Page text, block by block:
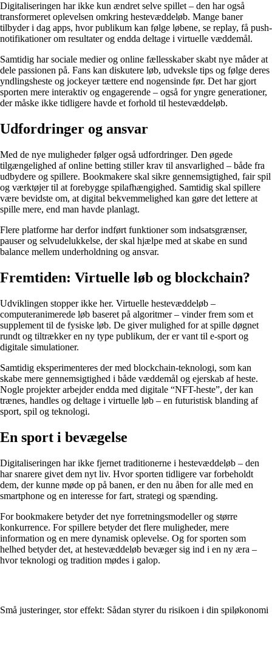
Digitaliseringen har ikke kun ændret selve spillet – den har også
transformeret oplevelsen omkring hestevæddeløb. Mange baner
tilbyder i dag apps, hvor publikum kan følge løbene, se replay, få push-
notifikationer om resultater og endda deltage i virtuelle væddemål.
Samtidig har sociale medier og online fællesskaber skabt nye måder at
dele passionen på. Fans kan diskutere løb, udveksle tips og følge deres
yndlingsheste og jockeyer tættere end nogensinde før. Det har gjort
sporten mere interaktiv og engagerende – også for yngre generationer,
der måske ikke tidligere havde et forhold til hestevæddeløb.
Udfordringer og ansvar
Med de nye muligheder følger også udfordringer. Den øgede
tilgængelighed af online betting stiller krav til ansvarlighed – både fra
udbydere og spillere. Bookmakere skal sikre gennemsigtighed, fair spil
og værktøjer til at forebygge spilafhængighed. Samtidig skal spillere
være bevidste om, at digital bekvemmelighed kan gøre det lettere at
spille mere, end man havde planlagt.
Flere platforme har derfor indført funktioner som indsatsgrænser,
pauser og selvudelukkelse, der skal hjælpe med at skabe en sund
balance mellem underholdning og ansvar.
Fremtiden: Virtuelle løb og blockchain?
Udviklingen stopper ikke her. Virtuelle hestevæddeløb –
computeranimerede løb baseret på algoritmer – vinder frem som et
supplement til de fysiske løb. De giver mulighed for at spille døgnet
rundt og tiltrækker en ny type publikum, der er vant til e-sport og
digitale simulationer.
Samtidig eksperimenteres der med blockchain-teknologi, som kan
skabe mere gennemsigtighed i både væddemål og ejerskab af heste.
Nogle projekter arbejder endda med digitale “NFT-heste”, der kan
trænes, handles og deltage i virtuelle løb – en futuristisk blanding af
sport, spil og teknologi.
En sport i bevægelse
Digitaliseringen har ikke fjernet traditionerne i hestevæddeløb – den
har snarere givet dem nyt liv. Hvor sporten tidligere var forbeholdt
dem, der kunne møde op på banen, er den nu åben for alle med en
smartphone og en interesse for fart, strategi og spænding.
For bookmakere betyder det nye forretningsmodeller og større
konkurrence. For spillere betyder det flere muligheder, mere
information og en mere dynamisk oplevelse. Og for sporten som
helhed betyder det, at hestevæddeløb bevæger sig ind i en ny æra –
hvor teknologi og tradition mødes i galop.
Små justeringer, stor effekt: Sådan styrer du risikoen i din spiløkonomi